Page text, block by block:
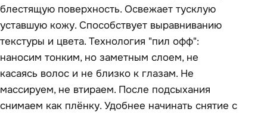
блестящую поверхность. Освежает тусклую
уставшую кожу. Способствует выравниванию
текстуры и цвета. Технология "пил офф":
наносим тонким, но заметным слоем, не
касаясь волос и не близко к глазам. Не
массируем, не втираем. После подсыхания
снимаем как плёнку. Удобнее начинать снятие с